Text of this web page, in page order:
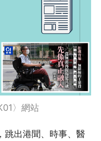
〉網站
跳出港聞、時事、醫